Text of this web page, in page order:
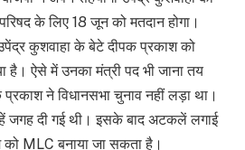
के लिए 18 जून को मतदान होगा।
कुशवाहा के बेटे दीपक प्रकाश को
है। ऐसे में उनका मंत्री पद भी जाना तय
प्रकाश ने विधानसभा चुनाव नहीं लड़ा था।
जगह दी गई थी। इसके बाद अटकलें लगाई
को MLC बनाया जा सकता है।